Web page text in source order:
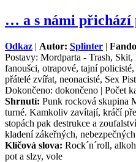
… a s námi přichází
Odkaz | Autor: Splinter |
Postavy: Mordparta - Trash,
fanoušci, otrapové, tajní
přátelé zvířat, neonacisté, Sex
Dokončeno: dokončeno | Počet
Shrnutí: Punk rocková skupina
turné. Kamkoliv zavítají, kráčí
stopách pak destrukce a
kladení zákeřných,
Klíčová slova: Rock´n´roll,
pot a slzy, vole